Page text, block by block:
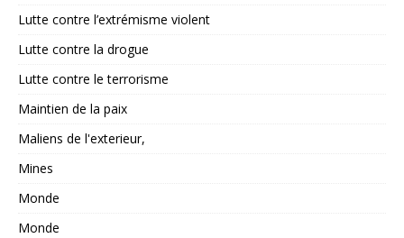
Lutte contre l’extrémisme violent
Lutte contre la drogue
Lutte contre le terrorisme
Maintien de la paix
Maliens de l'exterieur,
Mines
Monde
Monde